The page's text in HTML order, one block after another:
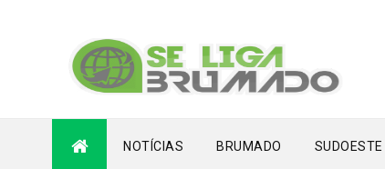
NOTÍCIAS BRUMADO SUDOESTE